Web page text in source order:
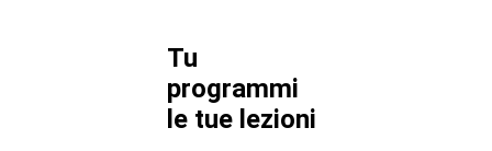
Tu
programmi
le tue lezioni